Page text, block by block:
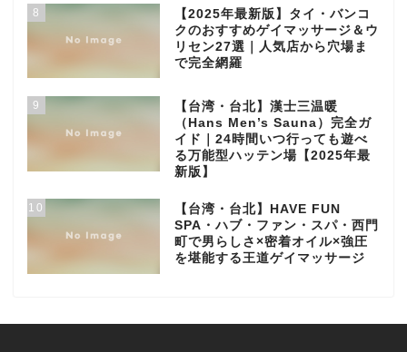
8
【2025年最新版】タイ・バンコ
クのおすすめゲイマッサージ＆ウ
リセン27選｜人気店から穴場ま
で完全網羅
9
【台湾・台北】漢士三温暖
（Hans Men’s Sauna）完全ガ
イド｜24時間いつ行っても遊べ
る万能型ハッテン場【2025年最
新版】
10
【台湾・台北】HAVE FUN
SPA・ハブ・ファン・スパ・西門
町で男らしさ×密着オイル×強圧
を堪能する王道ゲイマッサージ